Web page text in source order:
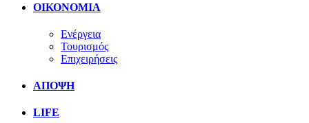
ΟΙΚΟΝΟΜΙΑ
Ενέργεια
Τουρισμός
Επιχειρήσεις
ΑΠΟΨΗ
LIFE